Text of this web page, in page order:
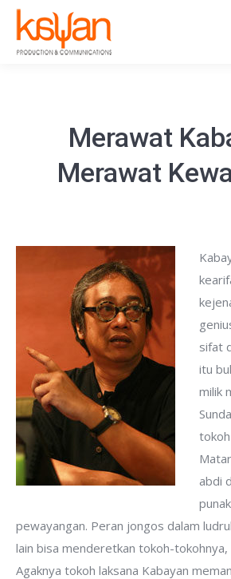
Merawat
Merawat
sifat
itu
milik
abdi
pewayangan. Peran jongos dalam
lain bisa menderetkan tokoh-tokohnya,
Agaknya tokoh laksana Kabayan